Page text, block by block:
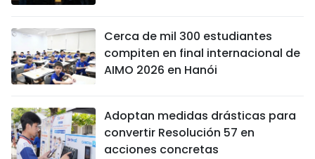
Cerca de mil 300 estudiantes
compiten en final internacional de
AIMO 2026 en Hanói
Adoptan medidas drásticas para
convertir Resolución 57 en
acciones concretas